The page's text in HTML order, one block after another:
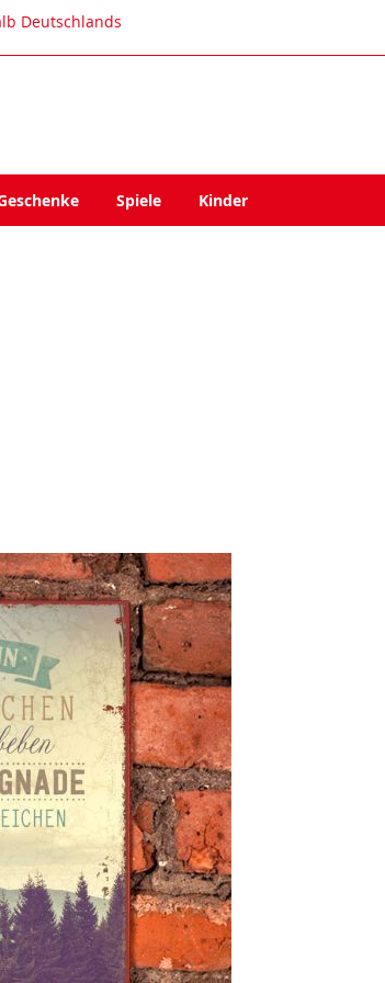
Deutschlands
Spiele Kinder